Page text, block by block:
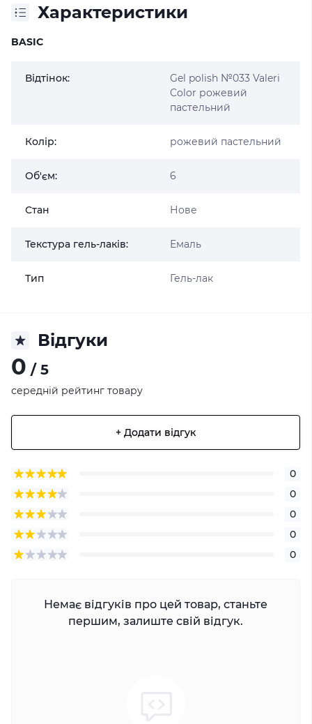
Характеристики
BASIC
Відтінок:
Gel polish №033 Valeri
Color рожевий
пастельний
Колір: рожевий пастельний
Об'єм: 6
Стан Нове
Текстура гель-лаків: Емаль
Тип Гель-лак
Відгуки
0 / 5
середній рейтинг товару
+ Додати відгук
0
0
0
0
0
Немає відгуків про цей товар, станьте
першим, залиште свій відгук.